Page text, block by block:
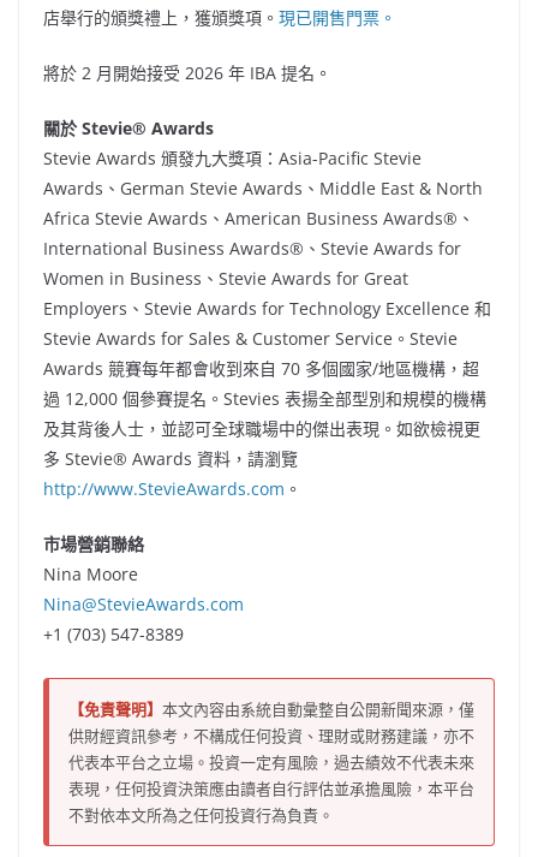
店舉行的頒獎禮上，獲頒獎項。 現已開售門票。
將於 2 月開始接受 2026 年 IBA 提名。
關於 Stevie® Awards
Stevie Awards 頒發九大獎項：Asia-Pacific Stevie
Awards、German Stevie Awards、Middle East & North
Africa Stevie Awards、American Business Awards®、
International Business Awards®、Stevie Awards for
Women in Business、Stevie Awards for Great
Employers、Stevie Awards for Technology Excellence 和
Stevie Awards for Sales & Customer Service。Stevie
Awards 競賽每年都會收到來自 70 多個國家/地區機構，超
過 12,000 個參賽提名。Stevies 表揚全部型別和規模的機構
及其背後人士，並認可全球職場中的傑出表現。如欲檢視更
多 Stevie® Awards 資料，請瀏覽
http://www.StevieAwards.com 。
市場營銷聯絡
Nina Moore
Nina@StevieAwards.com
+1 (703) 547-8389
【免責聲明】 本文內容由系統自動彙整自公開新聞來源，僅
供財經資訊參考，不構成任何投資、理財或財務建議，亦不
代表本平台之立場。投資一定有風險，過去績效不代表未來
表現，任何投資決策應由讀者自行評估並承擔風險，本平台
不對依本文所為之任何投資行為負責。